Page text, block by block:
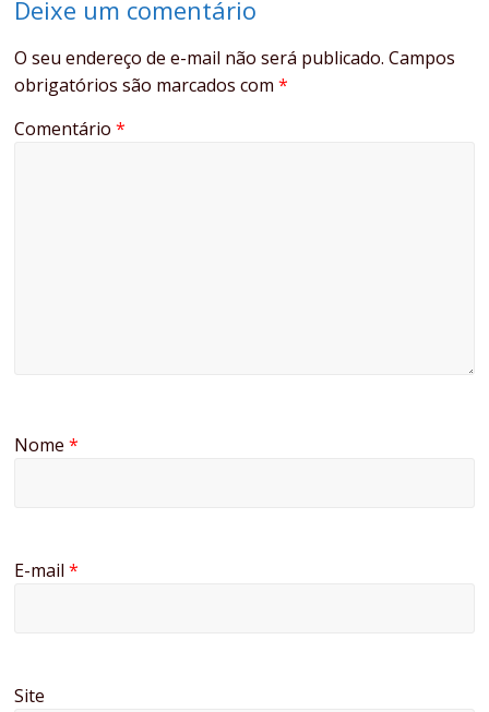
Deixe um comentário
O seu endereço de e-mail não será publicado. Campos
obrigatórios são marcados com*
Comentário*
Nome*
E-mail*
Site